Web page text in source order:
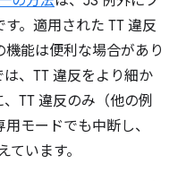
。適用された TT 違反
能は便利な場合があり
、TT 違反をより細か
TT 違反のみ（他の例
モードでも中断し、
います。